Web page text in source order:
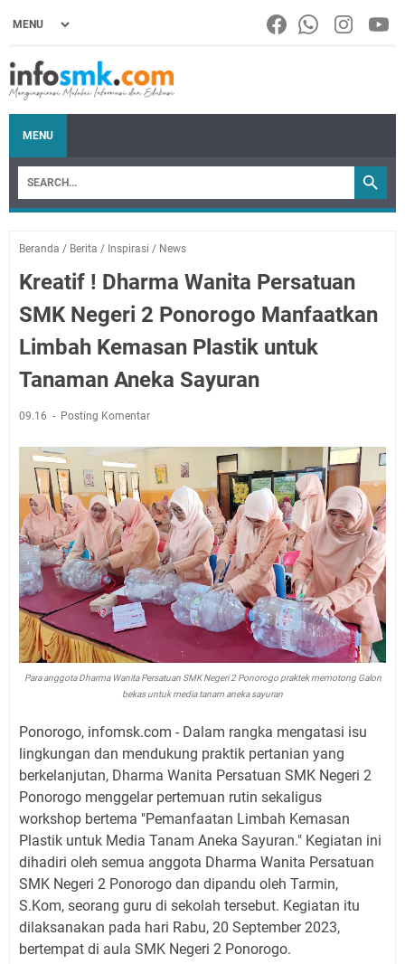
MENU
Beranda / Berita / Inspirasi / News
Kreatif ! Dharma Wanita Persatuan
SMK Negeri 2 Ponorogo Manfaatkan
Limbah Kemasan Plastik untuk
Tanaman Aneka Sayuran
09.16 Posting Komentar
Para anggota Dharma Wanita Persatuan SMK Negeri 2 Ponorogo praktek memotong Galon
bekas untuk media tanam aneka sayuran
Ponorogo, infomsk.com - Dalam rangka mengatasi isu
lingkungan dan mendukung praktik pertanian yang
berkelanjutan, Dharma Wanita Persatuan SMK Negeri 2
Ponorogo menggelar pertemuan rutin sekaligus
workshop bertema "Pemanfaatan Limbah Kemasan
Plastik untuk Media Tanam Aneka Sayuran." Kegiatan ini
dihadiri oleh semua anggota Dharma Wanita Persatuan
SMK Negeri 2 Ponorogo dan dipandu oleh Tarmin,
S.Kom, seorang guru di sekolah tersebut. Kegiatan itu
dilaksanakan pada hari Rabu, 20 September 2023,
bertempat di aula SMK Negeri 2 Ponorogo.